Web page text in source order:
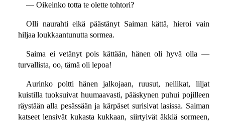
— Oikeinko totta te olette tohtori?
Olli naurahti eikä päästänyt Saiman kättä, hieroi vain
hiljaa loukkaantunutta sormea.
Saima ei vetänyt pois kättään, hänen oli hyvä olla —
turvallista, oo, tämä oli lepoa!
Aurinko poltti hänen jalkojaan, ruusut, neilikat, liljat
kuistilla tuoksuivat huumaavasti, pääskynen puhui pojilleen
räystään alla pesässään ja kärpäset surisivat lasissa. Saiman
katseet lensivät kukasta kukkaan, siirtyivät äkkiä sormeen,